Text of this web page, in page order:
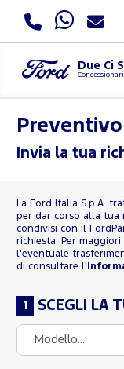
Due Ci
Preventivo
Invia la tua
La Ford Italia S.p.A.
per dar corso alla tua
condivisi con il
richiesta. Per
l'eventuale
di consultare l'
SCEGLI LA